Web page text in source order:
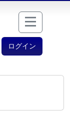
ログイン